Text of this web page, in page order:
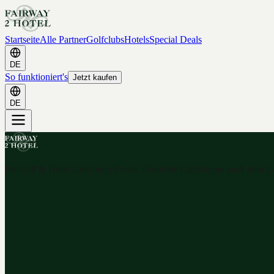
StartseiteAlle PartnerGolfclubsHotelsSpecial Deals
DE
So funktioniert's Jetzt kaufen
DE